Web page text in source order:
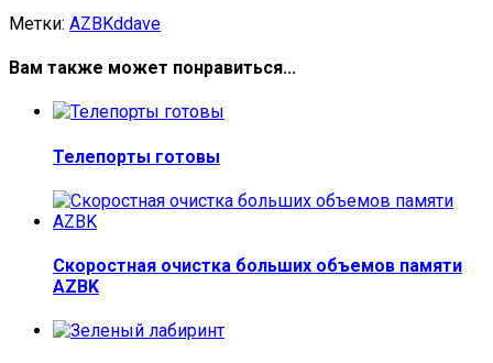
Метки: AZBKddave
Вам также может понравиться...
Телепорты готовы
Скоростная очистка больших объемов памяти
AZBK